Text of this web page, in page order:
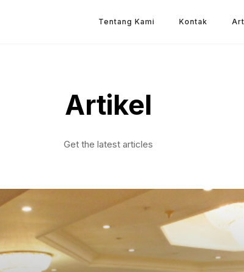
Tentang Kami Kontak
Artikel
Get the latest articles